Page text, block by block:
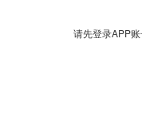
请先登录APP账